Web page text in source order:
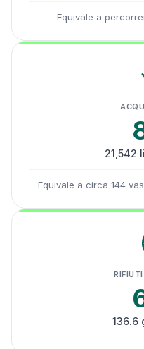
Equivale a
21,542
Equivale a circa 144
136.6